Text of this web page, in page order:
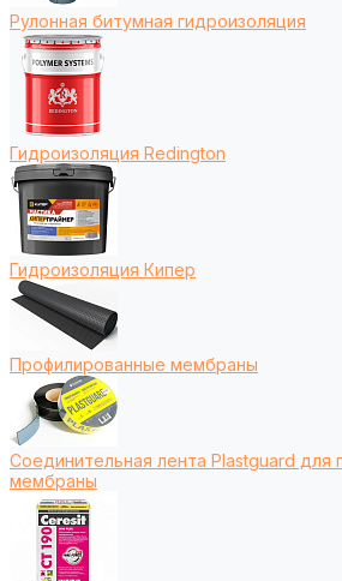
Рулонная битумная гидроизоляция
Гидроизоляция Redington
Гидроизоляция Кипер
Профилированные мембраны
Соединительная лента Plastguard для
мембраны